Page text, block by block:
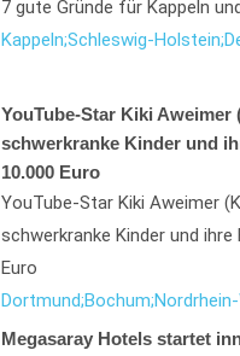
7 gute Gründe für Kappeln
Kappeln;Schleswig-Holstein;
YouTube-Star Kiki
schwerkranke Kinder und
10.000 Euro
YouTube-Star Kiki Aweimer
schwerkranke Kinder und
Euro
Dortmund;Bochum;
Megasaray Hotels startet